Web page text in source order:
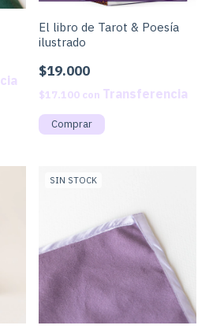
El libro de Tarot & Poesía
ilustrado
$19.000
$17.100 con
SIN STOCK